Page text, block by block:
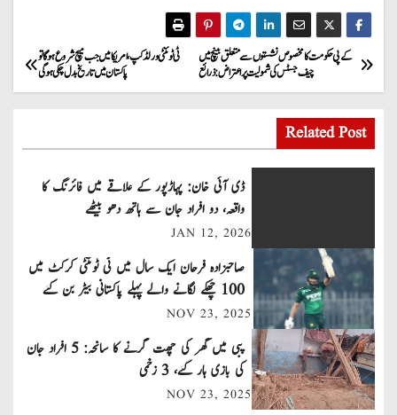
P
o
s
t
a
v
i
g
a
ٹی ٹوئنٹی ورلڈ کپ، امریکا میں جب میچ شروع ہو گا تو
پاکستان میں تاریخ بدل چکی ہو گی
کے پی حکومت کا مخصوص نشستوں سے متعلق بینچ میں
چیف جسٹس کی شمولیت پر اعتراض: ذرائع
Related Post
ڈی آئی خان: پہاڑپور کے علاقے میں فائرنگ کا
واقعہ، دو افراد جان سے ہاتھ دھو بیٹھے
JAN 12, 2026
صاحبزادہ فرحان ایک سال میں ٹی ٹوئنٹی کرکٹ میں
100 چھکے لگانے والے پہلے پاکستانی بیٹر بن گئے
NOV 23, 2025
پبی میں گھر کی چھت گرنے کا سانحہ: 5 افراد جان
کی بازی ہار گئے، 3 زخمی
NOV 23, 2025